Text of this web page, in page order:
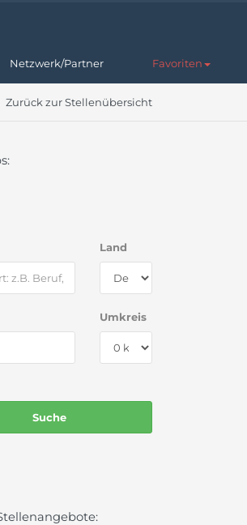
Netzwerk/Partner Favoriten
Zurück zur Stellenübersicht
Land
Umkreis